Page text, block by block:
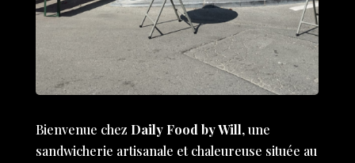
Bienvenue chez Daily Food by Will, une
sandwicherie artisanale et chaleureuse située au